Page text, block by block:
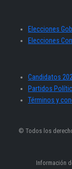
Elecciones
Elecciones
Candidatos
Partidos
Términos y
© Todos los
Información